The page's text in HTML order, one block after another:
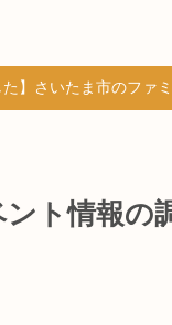
】さいたま市のファ
ト情報の